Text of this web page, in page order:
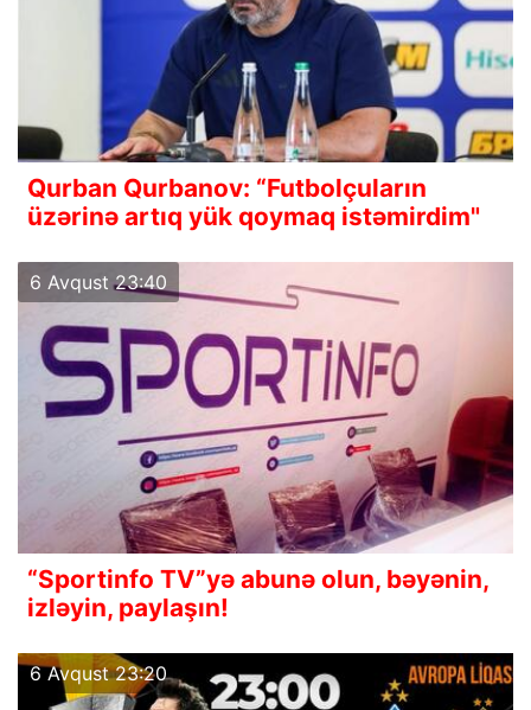
Qurban Qurbanov: “Futbolçuların
üzərinə artıq yük qoymaq istəmirdim"
6 Avqust 23:40
“Sportinfo TV”yə abunə olun, bəyənin,
izləyin, paylaşın!
6 Avqust 23:20